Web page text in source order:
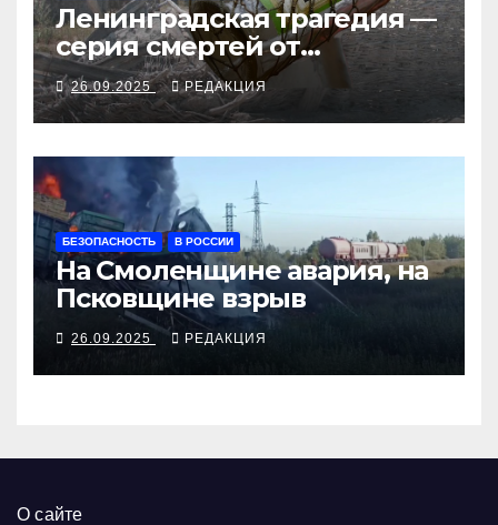
Ленинградская трагедия —
серия смертей от
алкосуррогата
26.09.2025 РЕДАКЦИЯ
БЕЗОПАСНОСТЬ В РОССИИ
На Смоленщине авария, на
Псковщине взрыв
26.09.2025 РЕДАКЦИЯ
О сайте